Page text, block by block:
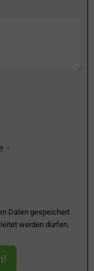
Daten gespeichert
werden dürfen.